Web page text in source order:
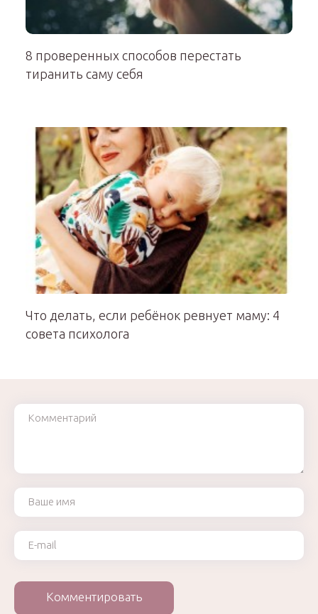
8 проверенных способов перестать
тиранить саму себя
Что делать, если ребёнок ревнует маму: 4
совета психолога
Комментарий
Ваше имя
Ваш e-mail
Комментировать